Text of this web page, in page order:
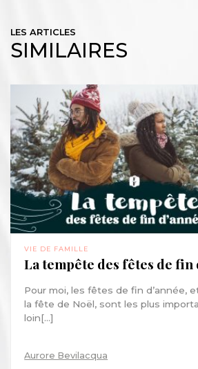
LES ARTICLES
SIMILAIRES
VIE DE FAMILLE
La tempête des fêtes de fin
Pour moi, les fêtes de fin d’année,
la fête de Noël, sont les plus
loin[...]
Aurore Bevilacqua